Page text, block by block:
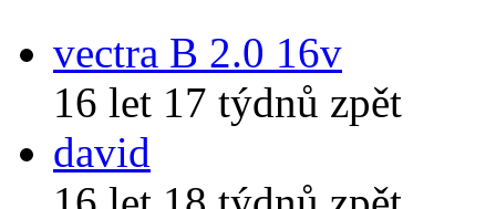
vectra B 2.0 16v
16 let 17 týdnů zpět
david